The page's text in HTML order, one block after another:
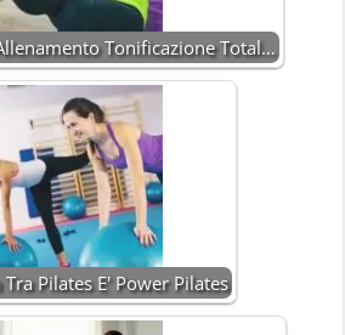
Tonificazione Total…
Pilates E' Power Pilates